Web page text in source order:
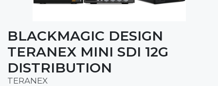
BLACKMAGIC DESIGN
TERANEX MINI SDI 12G
DISTRIBUTION
TERANEX